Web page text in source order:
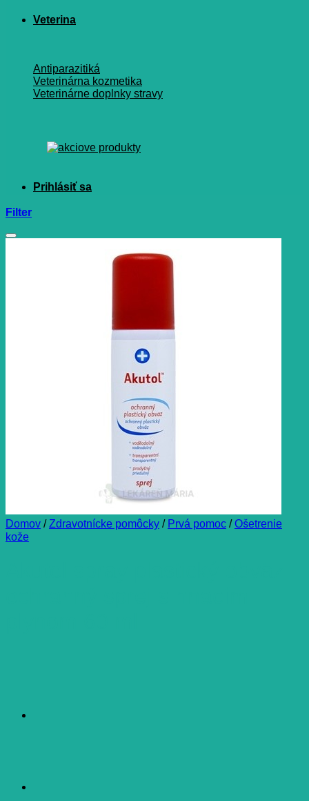
Veterina
Antiparazitiká
Veterinárna kozmetika
Veterinárne doplnky stravy
Filter
Domov / Zdravotnícke pomôcky / Prvá pomoc / Ošetrenie
kože